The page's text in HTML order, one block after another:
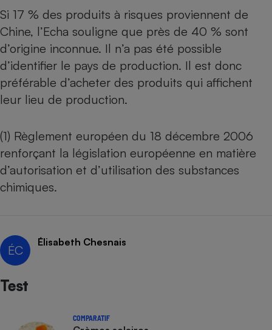
Si 17 % des produits à risques proviennent de
Chine, l’Echa souligne que près de 40 % sont
d’origine inconnue. Il n’a pas été possible
d’identifier le pays de production. Il est donc
préférable d’acheter des produits qui affichent
leur lieu de production.
(1) Règlement européen du 18 décembre 2006
renforçant la législation européenne en matière
d’autorisation et d’utilisation des substances
chimiques.
ÉC
Élisabeth Chesnais
Test
COMPARATIF